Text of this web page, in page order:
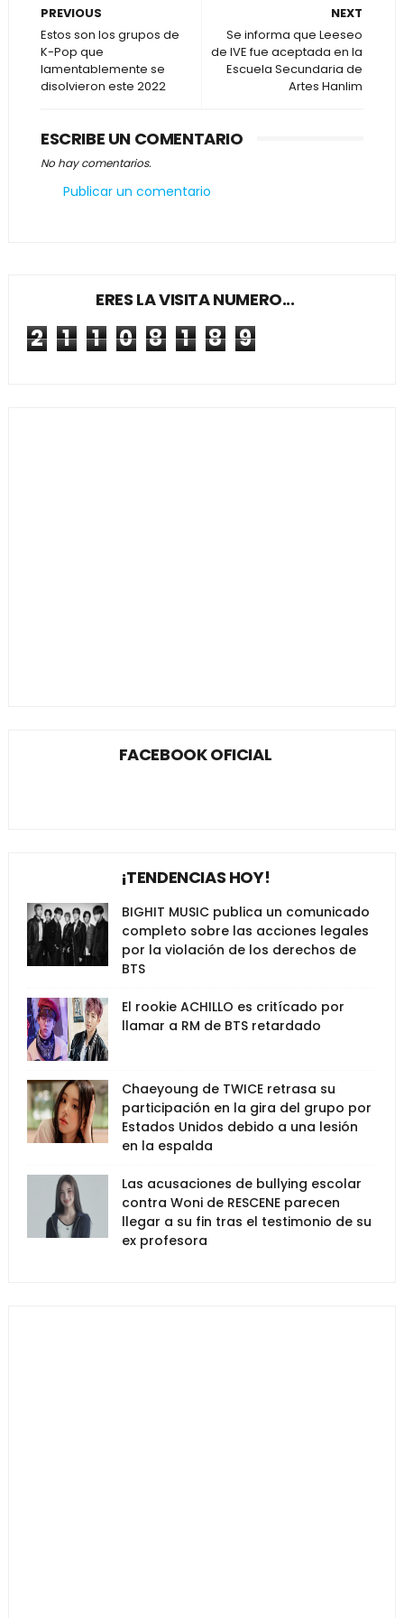
NEXT
Se informa que Leeseo
de IVE fue aceptada en la
Escuela Secundaria de
Artes Hanlim
PREVIOUS
Estos son los grupos de
K-Pop que
lamentablemente se
disolvieron este 2022
ESCRIBE UN COMENTARIO
No hay comentarios.
Publicar un comentario
ERES LA VISITA NUMERO...
2 1 1 0 8 1 8 9
FACEBOOK OFICIAL
¡TENDENCIAS HOY!
BIGHIT MUSIC publica un comunicado
completo sobre las acciones legales
por la violación de los derechos de
BTS
El rookie ACHILLO es critícado por
llamar a RM de BTS retardado
Chaeyoung de TWICE retrasa su
participación en la gira del grupo por
Estados Unidos debido a una lesión
en la espalda
Las acusaciones de bullying escolar
contra Woni de RESCENE parecen
llegar a su fin tras el testimonio de su
ex profesora